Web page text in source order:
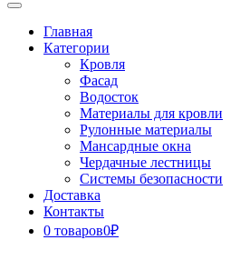
Open
ButtonГлавная
Категории
Кровля
Фасад
Водосток
Материалы для кровли
Рулонные материалы
Мансардные окна
Чердачные лестницы
Системы безопасности
Доставка
Контакты
0 товаров0₽